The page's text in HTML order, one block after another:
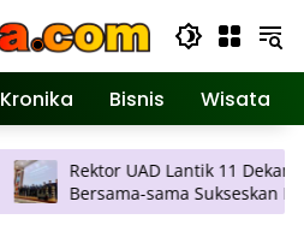
Kronika Bisnis Wisata
Rektor UAD Lantik 11 Dekan, Ajak
Bersama-sama Sukseskan
Strategis Universitas